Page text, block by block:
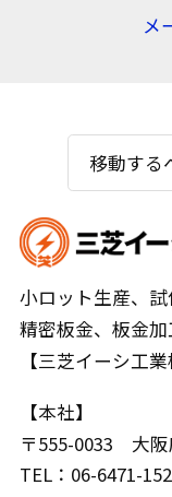
メ
小ロット生産、試
精密板金、板金
【三芝イーシ工業
【本社】
〒555-0033 大阪
TEL： 06-6471-